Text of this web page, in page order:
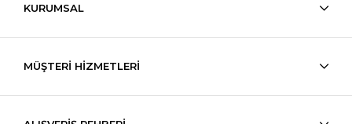
KURUMSAL
MÜŞTERİ HİZMETLERİ